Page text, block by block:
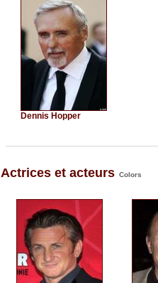
Dennis Hopper
Actrices et acteurs Colors